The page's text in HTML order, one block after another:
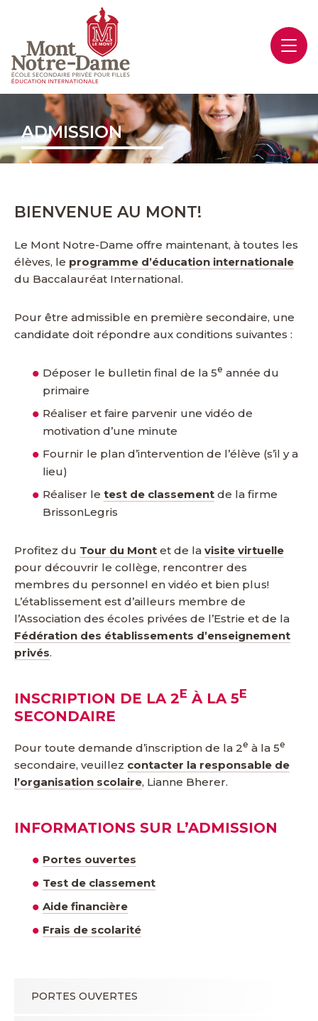
ADMISSION
BIENVENUE AU MONT!
Le Mont Notre-Dame offre maintenant, à toutes les
élèves, le programme d’éducation internationale
du Baccalauréat International.
Pour être admissible en première secondaire, une
candidate doit répondre aux conditions suivantes :
Déposer le bulletin final de la 5e année du
primaire
Réaliser et faire parvenir une vidéo de
motivation d’une minute
Fournir le plan d’intervention de l’élève (s’il y a
lieu)
Réaliser le test de classement de la firme
BrissonLegris
Profitez du Tour du Mont et de la visite virtuelle
pour découvrir le collège, rencontrer des
membres du personnel en vidéo et bien plus!
L’établissement est d’ailleurs membre de
l’Association des écoles privées de l’Estrie et de la
Fédération des établissements d’enseignement
privés.
INSCRIPTION DE LA 2E À LA 5E
SECONDAIRE
Pour toute demande d’inscription de la 2e à la 5e
secondaire, veuillez contacter la responsable de
l’organisation scolaire, Lianne Bherer.
INFORMATIONS SUR L’ADMISSION
Portes ouvertes
Test de classement
Aide financière
Frais de scolarité
PORTES OUVERTES